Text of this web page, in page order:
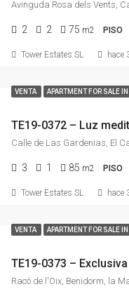
2 2 75 m2 PISO
Tower Estates SL hace
VENTA APARTMENT FOR SALE
3 1 85 m2 PISO
Tower Estates SL hace
VENTA APARTMENT FOR SALE